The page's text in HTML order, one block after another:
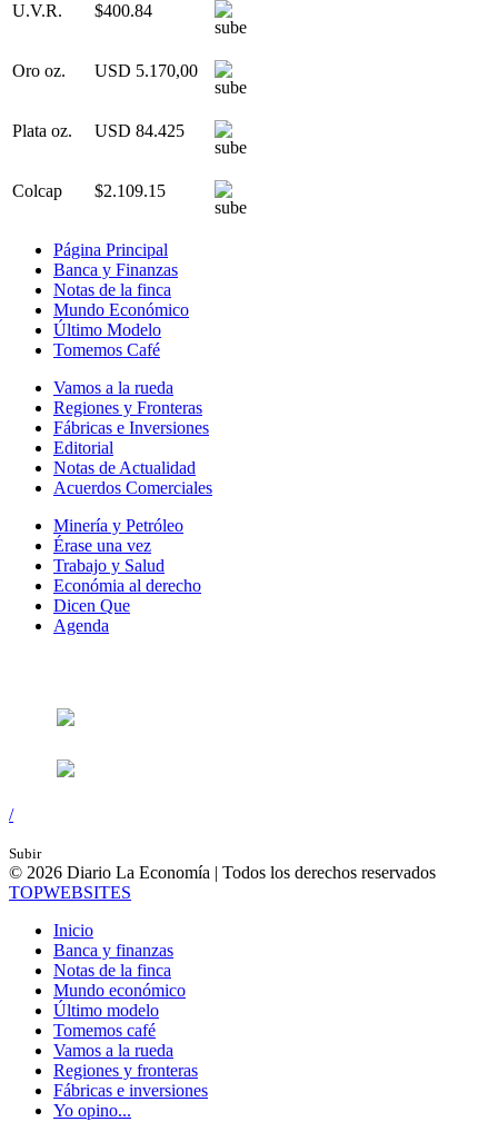
U.V.R. $400.84
Oro oz. USD 5.170,00
Plata oz. USD 84.425
Colcap $2.109.15
Página Principal
Banca y Finanzas
Notas de la finca
Mundo Económico
Último Modelo
Tomemos Café
Vamos a la rueda
Regiones y Fronteras
Fábricas e Inversiones
Editorial
Notas de Actualidad
Acuerdos Comerciales
Minería y Petróleo
Érase una vez
Trabajo y Salud
Económia al derecho
Dicen Que
Agenda
/
Subir
© 2026 Diario La Economía | Todos los derechos reservados
TOPWEBSITES
Inicio
Banca y finanzas
Notas de la finca
Mundo económico
Último modelo
Tomemos café
Vamos a la rueda
Regiones y fronteras
Fábricas e inversiones
Yo opino...